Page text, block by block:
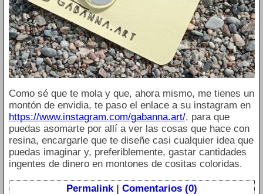
Como sé que te mola y que, ahora mismo, me tienes un
montón de envidia, te paso el enlace a su instagram en
https://www.instagram.com/gabanna.art/, para que
puedas asomarte por allí a ver las cosas que hace con
resina, encargarle que te diseñe casi cualquier idea que
puedas imaginar y, preferiblemente, gastar cantidades
ingentes de dinero en montones de cositas coloridas.
Permalink| Comentarios (0)